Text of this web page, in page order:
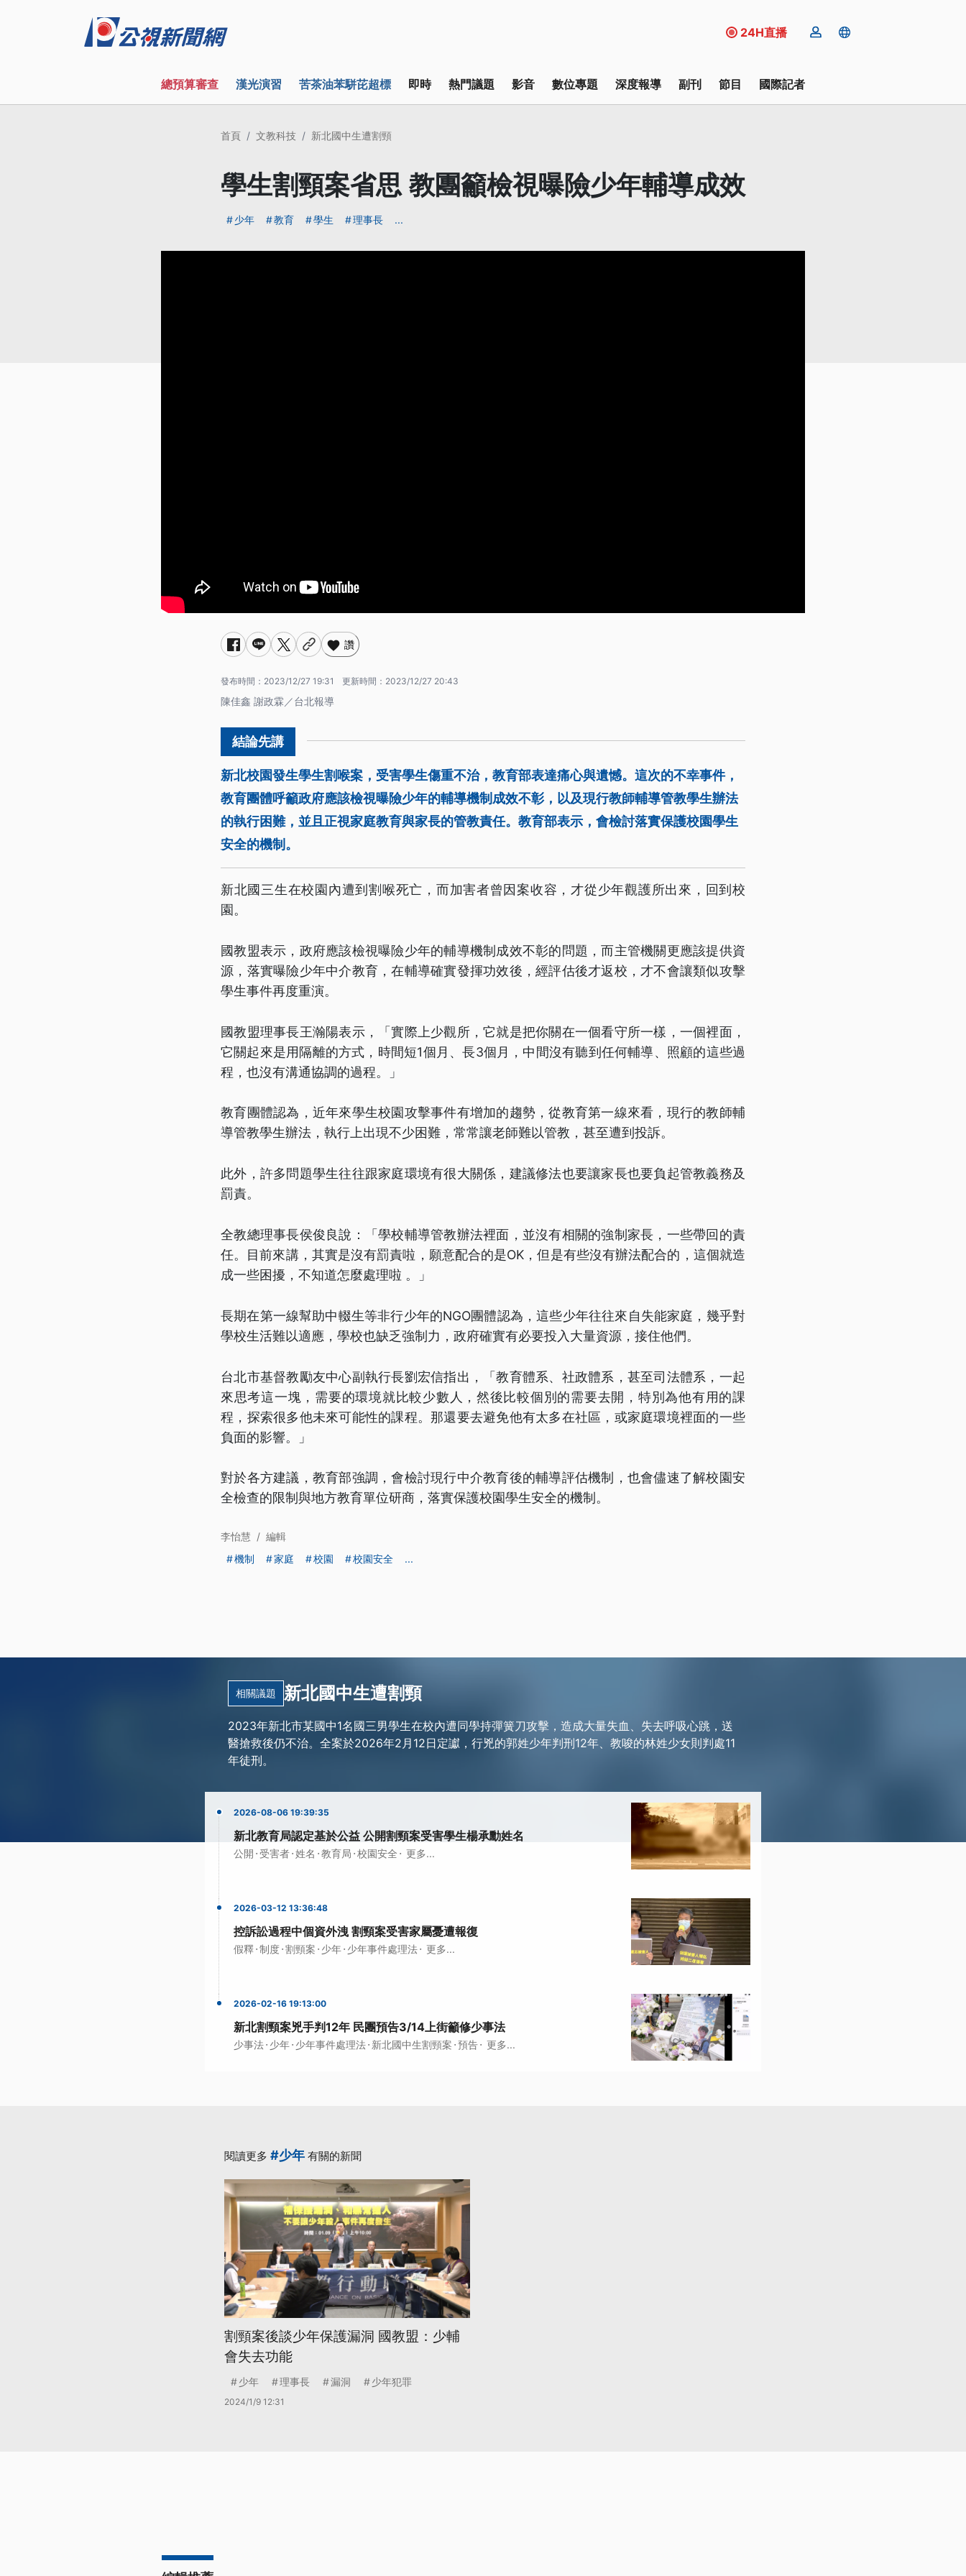
24H直播
總預算審查 漢光演習 苦茶油苯駢芘超標 即時 熱門議題 影音 數位專題 深度報導 副刊 節目 國際記者
首頁 文教科技 新北國中生遭割頸
學生割頸案省思 教團籲檢視曝險少年輔導成效
少年 教育 學生 理事長 ...
讚
發布時間： 2023/12/27 19:31 更新時間： 2023/12/27 20:43
陳佳鑫 謝政霖／台北報導
新北校園發生學生割喉案，受害學生傷重不治，教育部表達痛心與遺憾。這次的不幸事件，
教育團體呼籲政府應該檢視曝險少年的輔導機制成效不彰，以及現行教師輔導管教學生辦法
的執行困難，並且正視家庭教育與家長的管教責任。教育部表示，會檢討落實保護校園學生
安全的機制。
新北國三生在校園內遭到割喉死亡，而加害者曾因案收容，才從少年觀護所出來，回到校
園。
國教盟表示，政府應該檢視曝險少年的輔導機制成效不彰的問題，而主管機關更應該提供資
源，落實曝險少年中介教育，在輔導確實發揮功效後，經評估後才返校，才不會讓類似攻擊
學生事件再度重演。
國教盟理事長王瀚陽表示，「實際上少觀所，它就是把你關在一個看守所一樣，一個裡面，
它關起來是用隔離的方式，時間短1個月、長3個月，中間沒有聽到任何輔導、照顧的這些過
程，也沒有溝通協調的過程。」
教育團體認為，近年來學生校園攻擊事件有增加的趨勢，從教育第一線來看，現行的教師輔
導管教學生辦法，執行上出現不少困難，常常讓老師難以管教，甚至遭到投訴。
此外，許多問題學生往往跟家庭環境有很大關係，建議修法也要讓家長也要負起管教義務及
罰責。
全教總理事長侯俊良說：「學校輔導管教辦法裡面，並沒有相關的強制家長，一些帶回的責
任。目前來講，其實是沒有罰責啦，願意配合的是OK，但是有些沒有辦法配合的，這個就造
成一些困擾，不知道怎麼處理啦 。」
長期在第一線幫助中輟生等非行少年的NGO團體認為，這些少年往往來自失能家庭，幾乎對
學校生活難以適應，學校也缺乏強制力，政府確實有必要投入大量資源，接住他們。
台北市基督教勵友中心副執行長劉宏信指出，「教育體系、社政體系，甚至司法體系，一起
來思考這一塊，需要的環境就比較少數人，然後比較個別的需要去開，特別為他有用的課
程，探索很多他未來可能性的課程。那還要去避免他有太多在社區，或家庭環境裡面的一些
負面的影響。」
對於各方建議，教育部強調，會檢討現行中介教育後的輔導評估機制，也會儘速了解校園安
全檢查的限制與地方教育單位研商，落實保護校園學生安全的機制。
李怡慧 / 編輯
機制
家庭 校園 校園安全 ...
相關議題 新北國中生遭割頸
2023年新北市某國中1名國三男學生在校內遭同學持彈簧刀攻擊，造成大量失血、失去呼吸心跳，送
醫搶救後仍不治。全案於2026年2月12日定讞，行兇的郭姓少年判刑12年、教唆的林姓少女則判處11
年徒刑。
2026-08-06 19:39:35
新北教育局認定基於公益 公開割頸案受害學生楊承勳姓名
公開 · 受害者·姓名 ·教育局 ·校園安全 · 更多...
2026-03-12 13:36:48
控訴訟過程中個資外洩 割頸案受害家屬憂遭報復
假釋·制度·割頸案 · 少年· 少年事件處理法· 更多...
2026-02-16 19:13:00
新北割頸案兇手判12年 民團預告3/14上街籲修少事法
少事法· 少年· 少年事件處理法· 新北國中生割頸案 ·預告· 更多...
閱讀更多 #少年 有關的新聞
割頸案後談少年保護漏洞 國教盟：少輔
會失去功能
少年 理事長 漏洞 少年犯罪
2024/1/9 12:31